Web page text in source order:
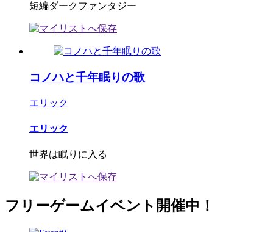
短編ダークファンタジー
コノハと千年眠りの歌
エリック
エリック
世界は眠りに入る
フリーゲームイベント開催中！